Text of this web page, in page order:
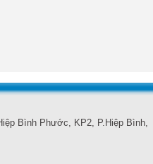
Bình Phước, KP2, P.Hiệp Bình,